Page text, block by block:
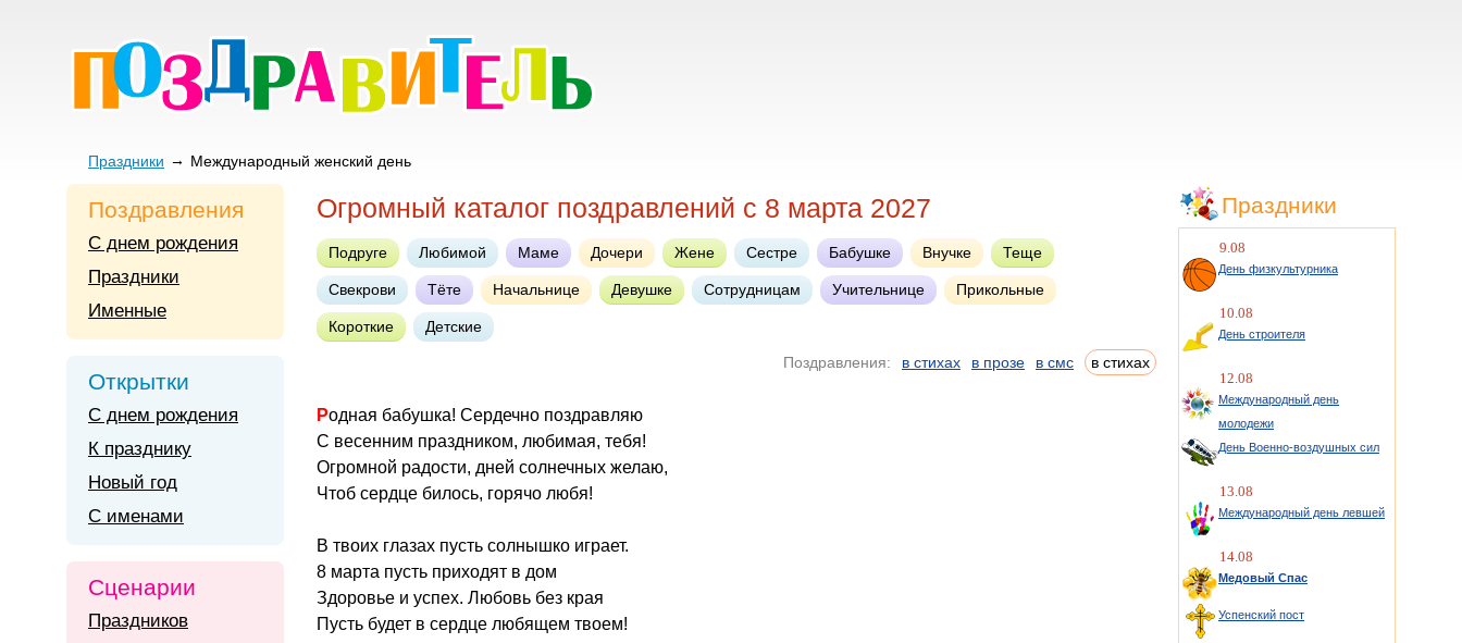
Праздники Международный женский день
Огромный каталог поздравлений с 8 марта 2027
Подруге Любимой Маме Дочери Жене Сестре Бабушке Внучке Теще
Свекрови Тёте Начальнице Девушке Сотрудницам Учительнице Прикольные
Короткие Детские
Поздравления: в стихах в прозе в смс в стихах
Родная бабушка! Сердечно поздравляю
С весенним праздником, любимая, тебя!
Огромной радости, дней солнечных желаю,
Чтоб сердце билось, горячо любя!
В твоих глазах пусть солнышко играет.
8 марта пусть приходят в дом
Здоровье и успех. Любовь без края
Пусть будет в сердце любящем твоем!
Поздравления
С днем рождения
Праздники
Именные
Открытки
С днем рождения
К празднику
Новый год
С именами
Сценарии
Праздников
Праздники
9.08
День физкультурника
10.08
День строителя
12.08
Международный день
молодежи
День Военно-воздушных сил
13.08
Международный день левшей
14.08
Медовый Спас
Успенский пост